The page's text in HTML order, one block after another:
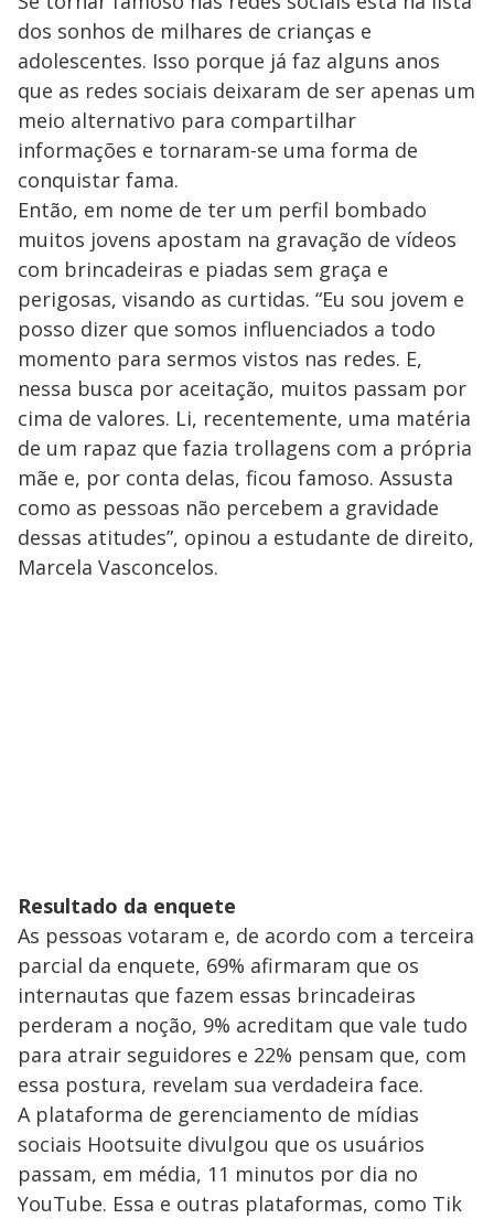
dos sonhos de milhares de crianças e
adolescentes. Isso porque já faz alguns anos
que as redes sociais deixaram de ser apenas um
meio alternativo para compartilhar
informações e tornaram-se uma forma de
conquistar fama.
Então, em nome de ter um perfil bombado
muitos jovens apostam na gravação de vídeos
com brincadeiras e piadas sem graça e
perigosas, visando as curtidas. “Eu sou jovem e
posso dizer que somos influenciados a todo
momento para sermos vistos nas redes. E,
nessa busca por aceitação, muitos passam por
cima de valores. Li, recentemente, uma matéria
de um rapaz que fazia trollagens com a própria
mãe e, por conta delas, ficou famoso. Assusta
como as pessoas não percebem a gravidade
dessas atitudes”, opinou a estudante de direito,
Marcela Vasconcelos.
Resultado da enquete
As pessoas votaram e, de acordo com a terceira
parcial da enquete, 69% afirmaram que os
internautas que fazem essas brincadeiras
perderam a noção, 9% acreditam que vale tudo
para atrair seguidores e 22% pensam que, com
essa postura, revelam sua verdadeira face.
A plataforma de gerenciamento de mídias
sociais Hootsuite divulgou que os usuários
passam, em média, 11 minutos por dia no
YouTube. Essa e outras plataformas, como Tik